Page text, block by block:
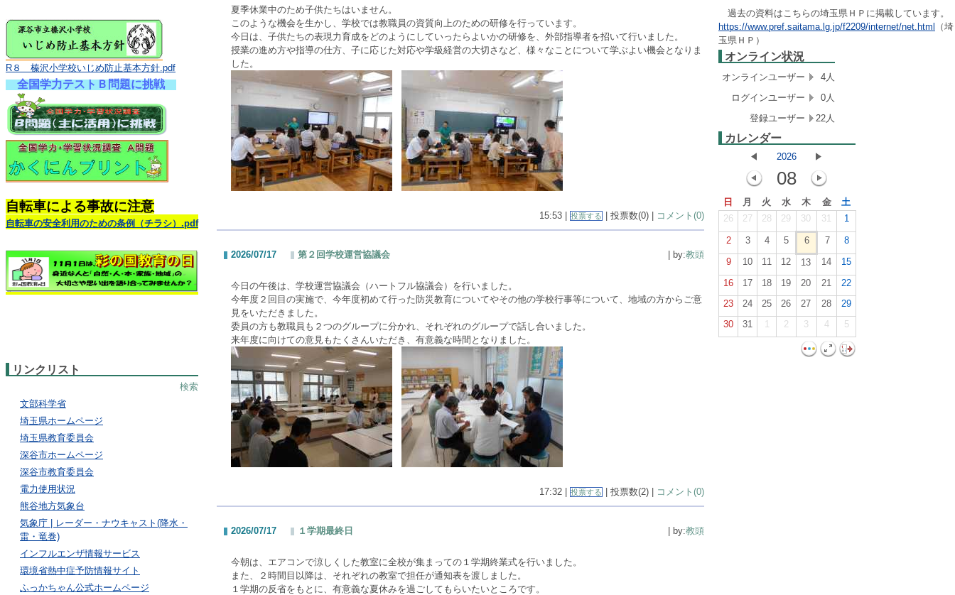
R８ 榛沢小学校いじめ防止基本方針.pdf
全国学力テストＢ問題に挑戦
自転車による事故に注意
自転車の安全利用のための条例（チラシ）.pdf
リンクリスト
検索
文部科学省
埼玉県ホームページ
埼玉県教育委員会
深谷市ホームページ
深谷市教育委員会
電力使用状況
熊谷地方気象台
気象庁 | レーダー・ナウキャスト(降水・
雷・竜巻)
インフルエンザ情報サービス
環境省熱中症予防情報サイト
ふっかちゃん公式ホームページ
夏季休業中のため子供たちはいません。
このような機会を生かし、学校では教職員の資質向上のための研修を行っています。
今日は、子供たちの表現力育成をどのようにしていったらよいかの研修を、外部指導者を招いて行いました。
授業の進め方や指導の仕方、子に応じた対応や学級経営の大切さなど、様々なことについて学ぶよい機会となりま
した。
15:53 | 投票する | 投票数(0) | コメント(0)
2026/07/17 第２回学校運営協議会 | by:教頭
今日の午後は、学校運営協議会（ハートフル協議会）を行いました。
今年度２回目の実施で、今年度初めて行った防災教育についてやその他の学校行事等について、地域の方からご意
見をいただきました。
委員の方も教職員も２つのグループに分かれ、それぞれのグループで話し合いました。
来年度に向けての意見もたくさんいただき、有意義な時間となりました。
17:32 | 投票する | 投票数(2) | コメント(0)
2026/07/17 １学期最終日 | by:教頭
今朝は、エアコンで涼しくした教室に全校が集まっての１学期終業式を行いました。
また、２時間目以降は、それぞれの教室で担任が通知表を渡しました。
１学期の反省をもとに、有意義な夏休みを過ごしてもらいたいところです。
過去の資料はこちらの埼玉県ＨＰに掲載しています。
https://www.pref.saitama.lg.jp/f2209/internet/net.html
（埼
玉県ＨＰ）
オンライン状況
オンラインユーザー
4人
ログインユーザー
0人
登録ユーザー
22人
カレンダー
2026
08
日 月 火 水 木 金
土
26
27 28 29 30 31 1
2 3 4 5 6 7
8
9
10 11 12 13 14
15
16
17 18 19 20 21
22
23
24 25 26 27 28
29
30
31 1 2 3 4 5